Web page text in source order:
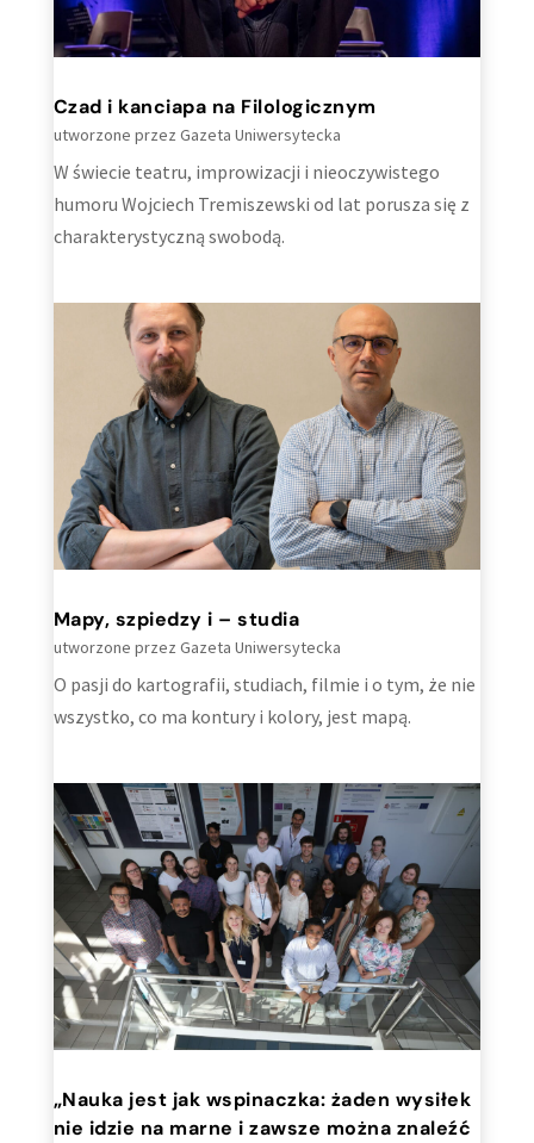
Czad i kanciapa na Filologicznym
utworzone przez Gazeta Uniwersytecka
W świecie teatru, improwizacji i nieoczywistego
humoru Wojciech Tremiszewski od lat porusza się z
charakterystyczną swobodą.
Mapy, szpiedzy i – studia
utworzone przez Gazeta Uniwersytecka
O pasji do kartografii, studiach, filmie i o tym, że nie
wszystko, co ma kontury i kolory, jest mapą.
„Nauka jest jak wspinaczka: żaden wysiłek
nie idzie na marne i zawsze można znaleźć